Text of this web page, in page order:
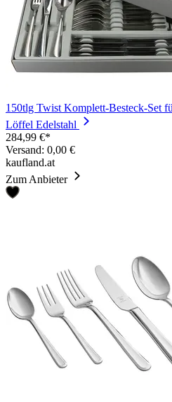
150tlg Twist Komplett-Besteck-Set
Löffel Edelstahl
284,99 €*
Versand: 0,00 €
kaufland.at
Zum Anbieter